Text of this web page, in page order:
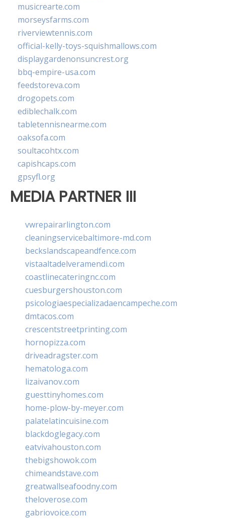
musicrearte.com
morseysfarms.com
riverviewtennis.com
official-kelly-toys-squishmallows.com
displaygardenonsuncrest.org
bbq-empire-usa.com
feedstoreva.com
drogopets.com
ediblechalk.com
tabletennisnearme.com
oaksofa.com
soultacohtx.com
capishcaps.com
gpsyfl.org
MEDIA PARTNER III
vwrepairarlington.com
cleaningservicebaltimore-md.com
beckslandscapeandfence.com
vistaaltadelveramendi.com
coastlinecateringnc.com
cuesburgershouston.com
psicologiaespecializadaencampeche.com
dmtacos.com
crescentstreetprinting.com
hornopizza.com
driveadragster.com
hematologa.com
lizaivanov.com
guesttinyhomes.com
home-plow-by-meyer.com
palatelatincuisine.com
blackdoglegacy.com
eatvivahouston.com
thebigshowok.com
chimeandstave.com
greatwallseafoodny.com
theloverose.com
gabriovoice.com